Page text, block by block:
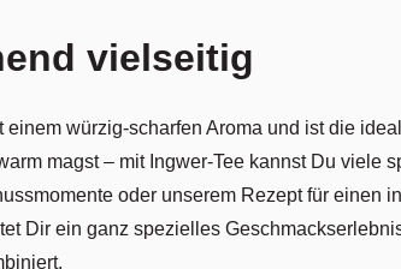
vielseitig
einem würzig-scharfen Aroma und ist die
magst – mit Ingwer-Tee kannst Du viele
oder unserem Rezept für einen
Dir ein ganz spezielles